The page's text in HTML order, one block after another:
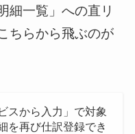
細一覧」への直リ
ちらから飛ぶのが
スから入力」で対象
を再び仕訳登録でき